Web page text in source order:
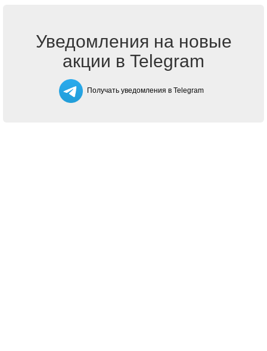
Уведомления на новые
акции в Telegram
Получать уведомления в Telegram